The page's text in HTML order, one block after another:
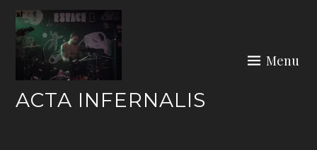
Skip
content
ACTA INFERNALIS
Menu